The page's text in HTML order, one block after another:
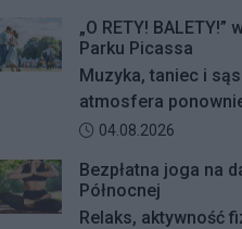
„O RETY! BALETY!”
Parku Picassa
Muzyka, taniec i
atmosfera
w Parku Picassa.
plenerowych
RETY! BALETY!
Data dodania artykułu:
04.08.2026
Bezpłatna joga na
Północnej
Relaks, aktywność